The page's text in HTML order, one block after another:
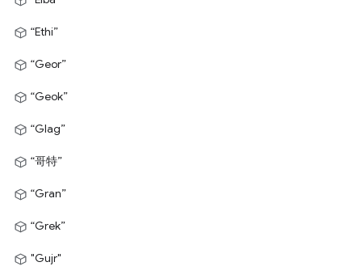
“Ethi”
“Geor”
“Geok”
“Glag”
“哥特”
“Gran”
“Grek”
"Gujr"